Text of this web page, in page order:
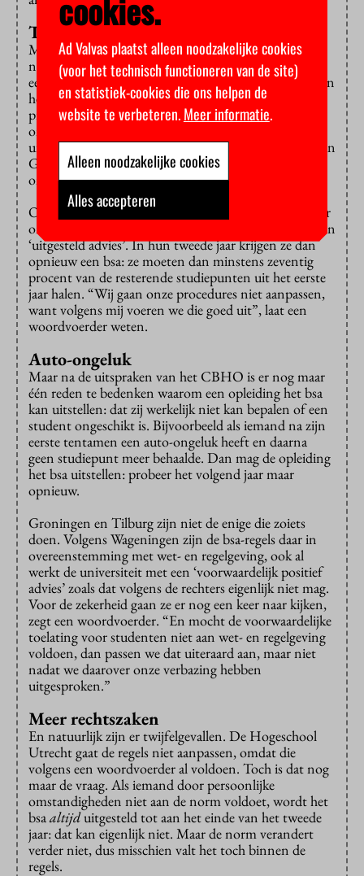
Toch twee stappen
Maar bij de Rijksuniversiteit Groningen doen ze het
nog altijd in twee stappen. Daar moeten studenten
eerst aan het einde van hun eerste jaar 45 studiepunten
hebben behaald en vervolgens na twee jaar hun
propedeuse op zak hebben. “We volgen de
ontwikkelingen op de voet en bestuderen de
uitspraken van het CBHO”, zegt de woordvoerder van
Groningen, maar de universiteit ziet nog geen reden
om het roer om te gooien.
Ook in Tilburg gaat het niet goed. Als studenten door
omstandigheden de bsa-norm niet halen, krijgen ze een
‘uitgesteld advies’. In hun tweede jaar krijgen ze dan
opnieuw een bsa: ze moeten dan minstens zeventig
procent van de resterende studiepunten uit het eerste
jaar halen. “Wij gaan onze procedures niet aanpassen,
want volgens mij voeren we die goed uit”, laat een
woordvoerder weten.
Auto-ongeluk
Maar na de uitspraken van het CBHO is er nog maar
één reden te bedenken waarom een opleiding het bsa
kan uitstellen: dat zij werkelijk niet kan bepalen of een
student ongeschikt is. Bijvoorbeeld als iemand na zijn
eerste tentamen een auto-ongeluk heeft en daarna
geen studiepunt meer behaalde. Dan mag de opleiding
het bsa uitstellen: probeer het volgend jaar maar
opnieuw.
Groningen en Tilburg zijn niet de enige die zoiets
doen. Volgens Wageningen zijn de bsa-regels daar in
overeenstemming met wet- en regelgeving, ook al
werkt de universiteit met een ‘voorwaardelijk positief
advies’ zoals dat volgens de rechters eigenlijk niet mag.
Voor de zekerheid gaan ze er nog een keer naar kijken,
zegt een woordvoerder. “En mocht de voorwaardelijke
toelating voor studenten niet aan wet- en regelgeving
voldoen, dan passen we dat uiteraard aan, maar niet
nadat we daarover onze verbazing hebben
uitgesproken.”
Meer rechtszaken
En natuurlijk zijn er twijfelgevallen. De Hogeschool
Utrecht gaat de regels niet aanpassen, omdat die
volgens een woordvoerder al voldoen. Toch is dat nog
maar de vraag. Als iemand door persoonlijke
omstandigheden niet aan de norm voldoet, wordt het
bsa altijduitgesteld tot aan het einde van het tweede
jaar: dat kan eigenlijk niet. Maar de norm verandert
verder niet, dus misschien valt het toch binnen de
regels.
cookies.
Ad Valvas plaatst alleen noodzakelijke cookies
(voor het technisch functioneren van de site)
en statistiek-cookies die ons helpen de
website te verbeteren.Meer informatie.
Alleen noodzakelijke cookies
Alles accepteren